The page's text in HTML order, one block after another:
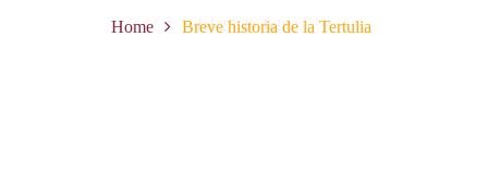
Home Breve historia de la Tertulia